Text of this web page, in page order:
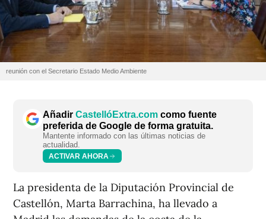
reunión con el Secretario Estado Medio Ambiente
Añadir CastellóExtra.com como fuente
preferida de Google de forma gratuita.
Mantente informado con las últimas noticias de
actualidad.
ACTIVAR AHORA
La presidenta de la Diputación Provincial de
Castellón, Marta Barrachina, ha llevado a